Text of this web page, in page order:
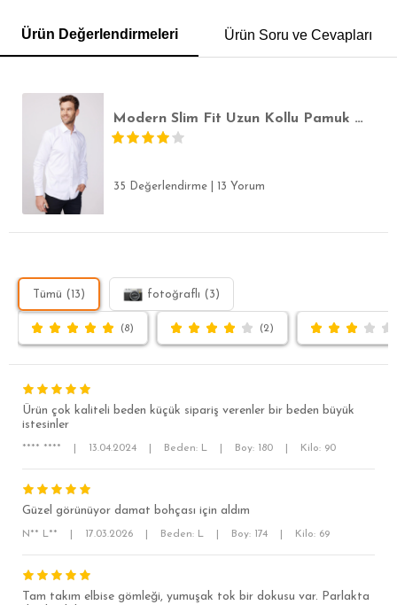
POLO YAKA T-SHIRT KEMER BOXER
SÜPER SLİM FİT
MODERN SLİM FİT
RELAX FİT
Ürün Değerlendirmeleri Ürün Soru ve Cevapları
Modern Slim Fit Uzun Kollu Pamuk Saten Premium Seri Erkek Beyaz Gömlek
35 Değerlendirme 13 Yorum
Tümü (13) fotoğraflı (3)
(8) (2)
Ürün çok kaliteli beden küçük sipariş verenler bir beden büyük
istesinler
**** **** 13.04.2024 Beden: L Boy: 180 Kilo: 90
Güzel görünüyor damat bohçası için aldım
N** L** 17.03.2026 Beden: L Boy: 174 Kilo: 69
Tam takım elbise gömleği, yumuşak tok bir dokusu var. Parlakta